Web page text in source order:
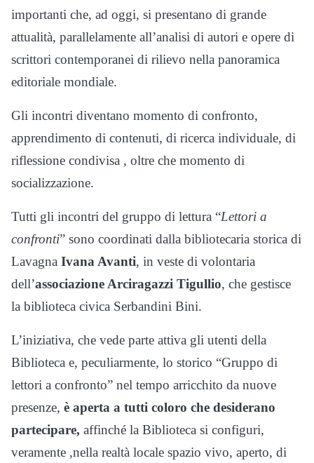
importanti che, ad oggi, si presentano di grande
attualità, parallelamente all’analisi di autori e opere di
scrittori contemporanei di rilievo nella panoramica
editoriale mondiale.
Gli incontri diventano momento di confronto,
apprendimento di contenuti, di ricerca individuale, di
riflessione condivisa , oltre che momento di
socializzazione.
Tutti gli incontri del gruppo di lettura “Lettori a
confronti” sono coordinati dalla bibliotecaria storica di
Lavagna Ivana Avanti, in veste di volontaria
dell’associazione Arciragazzi Tigullio, che gestisce
la biblioteca civica Serbandini Bini.
L’iniziativa, che vede parte attiva gli utenti della
Biblioteca e, peculiarmente, lo storico “Gruppo di
lettori a confronto” nel tempo arricchito da nuove
presenze, è aperta a tutti coloro che desiderano
partecipare, affinché la Biblioteca si configuri,
veramente ,nella realtà locale spazio vivo, aperto, di